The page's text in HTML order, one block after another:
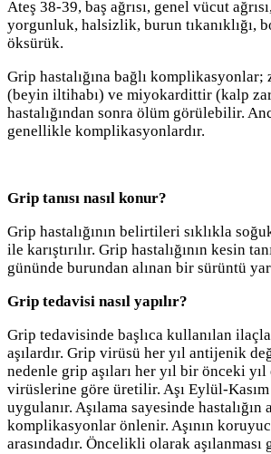
Ateş 38-39, baş ağrısı, genel vücut
yorgunluk, halsizlik, burun tıkanıklığı,
öksürük.
Grip hastalığına bağlı komplikasyonlar;
(beyin iltihabı) ve miyokardittir (kalp
hastalığından sonra ölüm görülebilir.
genellikle komplikasyonlardır.
Grip tanısı nasıl konur?
Grip hastalığının belirtileri sıklıkla
ile karıştırılır. Grip hastalığının kesin
gününde burundan alınan bir sürüntü
Grip tedavisi nasıl yapılır?
Grip tedavisinde başlıca kullanılan
aşılardır. Grip virüsü her yıl antijenik
nedenle grip aşıları her yıl bir önceki
virüslerine göre üretilir. Aşı Eylül-Kasım
uygulanır. Aşılama sayesinde hastalığın
komplikasyonlar önlenir. Aşının
arasındadır. Öncelikli olarak aşılanması